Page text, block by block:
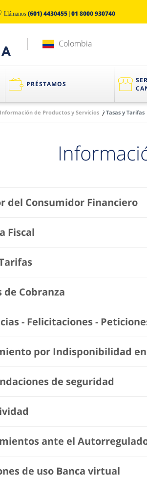
Colombia
PRÉSTAMOS
Llámanos (601) 4430455 | 01 8000 930740
Información de Productos y Servicios Tasas y Tarifas
del Consumidor Financiero
Fiscal
de Cobranza
- Felicitaciones -
por Indisponibilidad
de seguridad
ante el
de uso Banca virtual